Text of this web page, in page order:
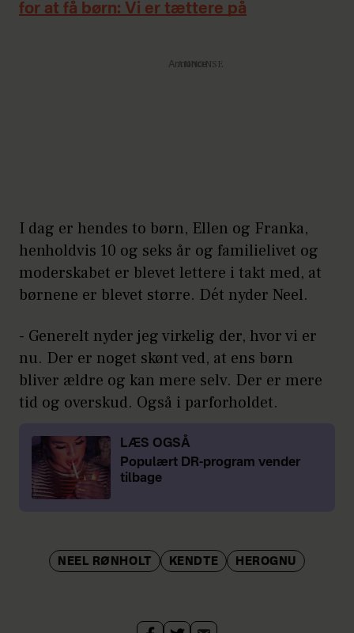
for at få børn: Vi er tættere på
Annonce
I dag er hendes to børn, Ellen og Franka,
henholdvis 10 og seks år og familielivet og
moderskabet er blevet lettere i takt med, at
børnene er blevet større. Dét nyder Neel.
- Generelt nyder jeg virkelig der, hvor vi er
nu. Der er noget skønt ved, at ens børn
bliver ældre og kan mere selv. Der er mere
tid og overskud. Også i parforholdet.
LÆS OGSÅ
Populært DR-program vender
tilbage
NEEL RØNHOLT KENDTE HEROGNU